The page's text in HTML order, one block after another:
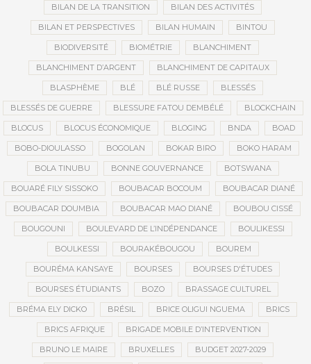
BILAN DE LA TRANSITION BILAN DES ACTIVITÉS
BILAN ET PERSPECTIVES BILAN HUMAIN BINTOU
BIODIVERSITÉ BIOMÉTRIE BLANCHIMENT
BLANCHIMENT D’ARGENT BLANCHIMENT DE CAPITAUX
BLASPHÈME BLÉ BLÉ RUSSE BLESSÉS
BLESSÉS DE GUERRE BLESSURE FATOU DEMBÉLÉ BLOCKCHAIN
BLOCUS BLOCUS ÉCONOMIQUE BLOGING BNDA BOAD
BOBO-DIOULASSO BOGOLAN BOKAR BIRO BOKO HARAM
BOLA TINUBU BONNE GOUVERNANCE BOTSWANA
BOUARÉ FILY SISSOKO BOUBACAR BOCOUM BOUBACAR DIANÉ
BOUBACAR DOUMBIA BOUBACAR MAO DIANÉ BOUBOU CISSÉ
BOUGOUNI BOULEVARD DE L’INDÉPENDANCE BOULIKESSI
BOULKESSI BOURAKÉBOUGOU BOUREM
BOURÉMA KANSAYE BOURSES BOURSES D'ÉTUDES
BOURSES ÉTUDIANTS BOZO BRASSAGE CULTUREL
BRÉMA ELY DICKO BRÉSIL BRICE OLIGUI NGUEMA BRICS
BRICS AFRIQUE BRIGADE MOBILE D’INTERVENTION
BRUNO LE MAIRE BRUXELLES BUDGET 2027-2029